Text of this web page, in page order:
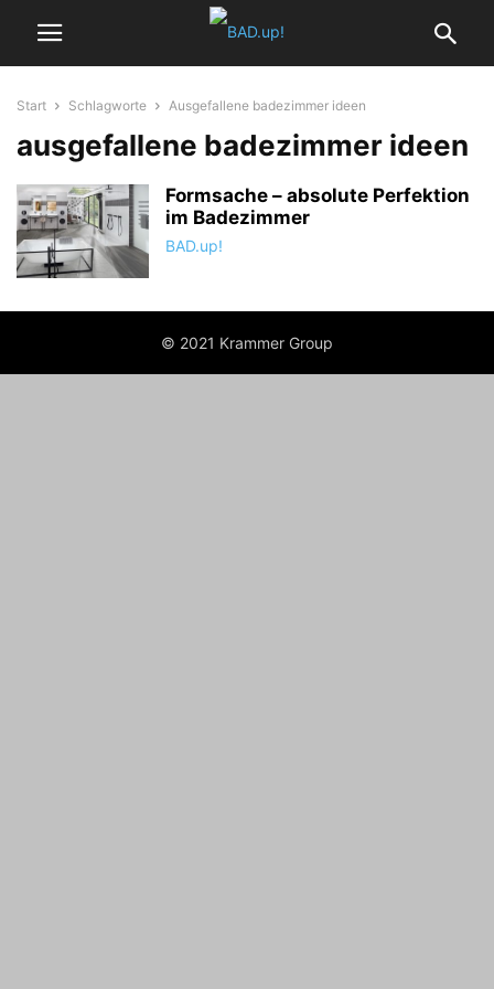
Start Schlagworte Ausgefallene badezimmer ideen
ausgefallene badezimmer ideen
Formsache – absolute Perfektion
im Badezimmer
BAD.up!
© 2021 Krammer Group